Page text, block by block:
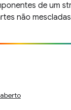
de um
não